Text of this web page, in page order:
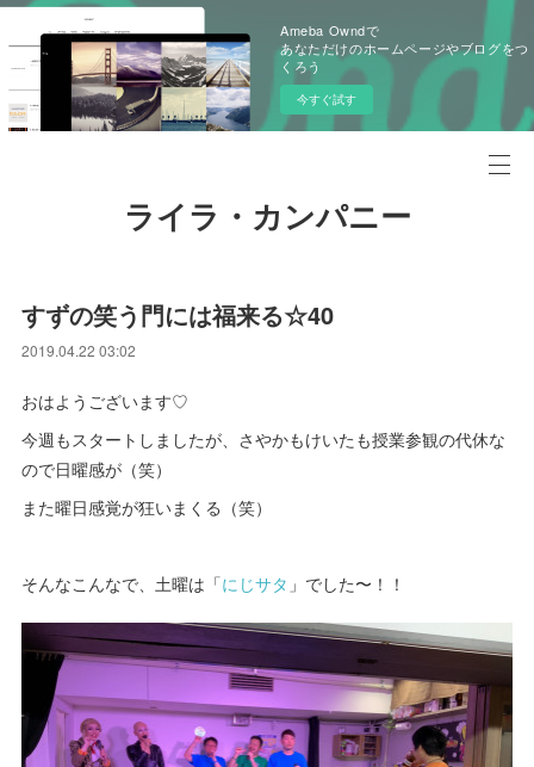
Ameba Owndで
あなただけのホームページやブログをつ
くろう
今すぐ試す
ライラ・カンパニー
すずの笑う門には福来る☆40
2019.04.22 03:02
おはようございます♡
今週もスタートしましたが、さやかもけいたも授業参観の代休な
ので日曜感が（笑）
また曜日感覚が狂いまくる（笑）
そんなこんなで、土曜は「にじサタ 」でした〜！！